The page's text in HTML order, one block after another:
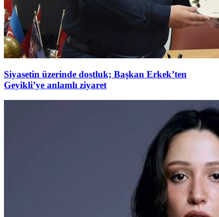
Siyasetin üzerinde dostluk; Başkan Erkek’ten
Geyikli’ye anlamlı ziyaret